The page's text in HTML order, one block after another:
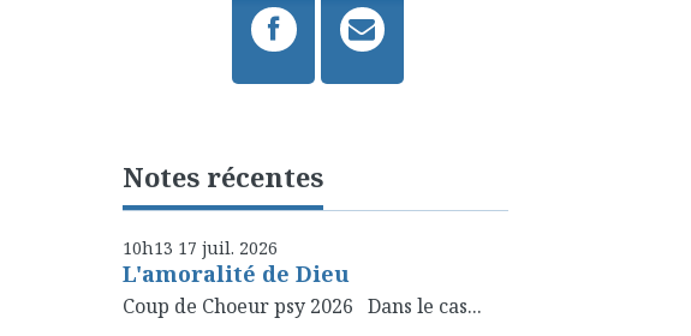
Notes récentes
10h13 17 juil. 2026
L'amoralité de Dieu
Coup de Choeur psy 2026 Dans le cas...